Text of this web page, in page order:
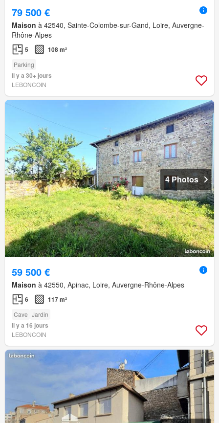
79 500 €
Maison à 42540, Sainte-Colombe-sur-Gand, Loire, Auvergne-
Rhône-Alpes
5 108 m²
Parking
Il y a 30+ jours
LEBONCOIN
4 Photos
59 500 €
Maison à 42550, Apinac, Loire, Auvergne-Rhône-Alpes
6 117 m²
Cave Jardin
Il y a 16 jours
LEBONCOIN